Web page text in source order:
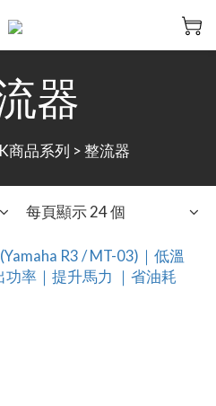
器
商品系列 >整流器
每頁顯示 24 個